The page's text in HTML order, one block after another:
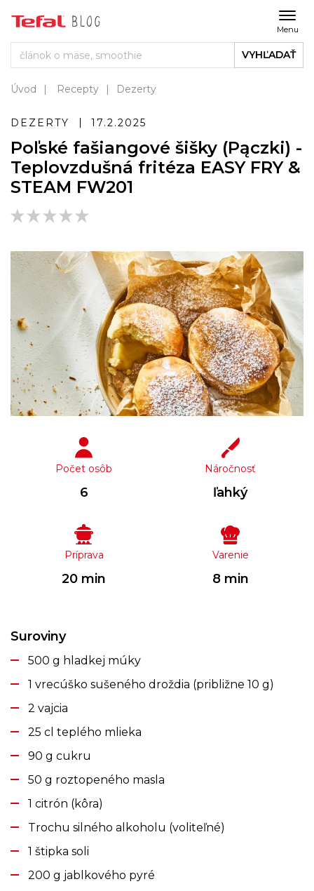
Menu
VYHĽADAŤ
Úvod Recepty Dezerty
DEZERTY 17.2.2025
Poľské fašiangové šišky (Pączki) -
Teplovzdušná fritéza EASY FRY &
STEAM FW201
Počet osôb
6
Náročnosť
ľahký
Príprava
20 min
Varenie
8 min
Suroviny
500 g hladkej múky
1 vrecúško sušeného droždia (približne 10 g)
2 vajcia
25 cl teplého mlieka
90 g cukru
50 g roztopeného masla
1 citrón (kôra)
Trochu silného alkoholu (voliteľné)
1 štipka soli
200 g jablkového pyré